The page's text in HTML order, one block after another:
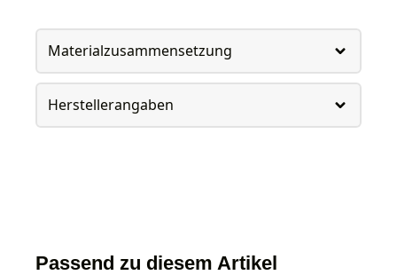
Materialzusammensetzung
Herstellerangaben
Passend zu diesem Artikel